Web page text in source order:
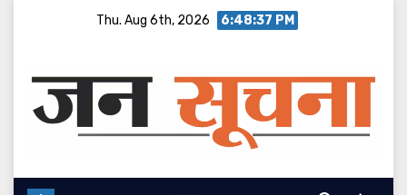
Thu. Aug 6th, 2026 6:48:38 PM